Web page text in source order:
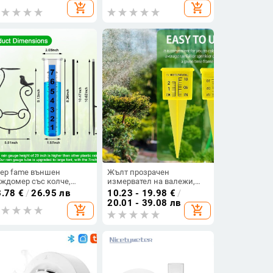
add_shopping_cart add_shopping_cart
fame външен
със колче,
конструкция,
7 инча, тегло 30
€ /26.95 лв
add_shopping_cart
Жълт прозрачен
измервател на валежи,
повторно използваем,
външен издръжлив
пластмасов инструмент
за измерване
10.23 - 19.98 € /
20.01 - 39.08 лв
add_shopping_cart